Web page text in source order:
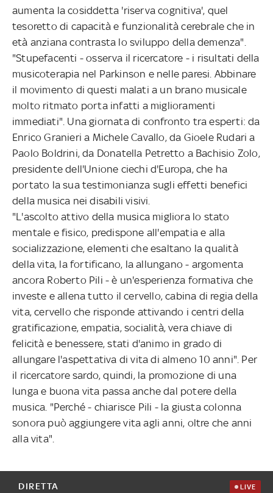
aumenta la cosiddetta 'riserva cognitiva', quel
tesoretto di capacità e funzionalità cerebrale che in
età anziana contrasta lo sviluppo della demenza".
"Stupefacenti - osserva il ricercatore - i risultati della
musicoterapia nel Parkinson e nelle paresi. Abbinare
il movimento di questi malati a un brano musicale
molto ritmato porta infatti a miglioramenti
immediati". Una giornata di confronto tra esperti: da
Enrico Granieri a Michele Cavallo, da Gioele Rudari a
Paolo Boldrini, da Donatella Petretto a Bachisio Zolo,
presidente dell'Unione ciechi d'Europa, che ha
portato la sua testimonianza sugli effetti benefici
della musica nei disabili visivi.
"L'ascolto attivo della musica migliora lo stato
mentale e fisico, predispone all'empatia e alla
socializzazione, elementi che esaltano la qualità
della vita, la fortificano, la allungano - argomenta
ancora Roberto Pili - è un'esperienza formativa che
investe e allena tutto il cervello, cabina di regia della
vita, cervello che risponde attivando i centri della
gratificazione, empatia, socialità, vera chiave di
felicità e benessere, stati d'animo in grado di
allungare l'aspettativa di vita di almeno 10 anni". Per
il ricercatore sardo, quindi, la promozione di una
lunga e buona vita passa anche dal potere della
musica. "Perché - chiarisce Pili - la giusta colonna
sonora può aggiungere vita agli anni, oltre che anni
alla vita".
DIRETTA LIVE